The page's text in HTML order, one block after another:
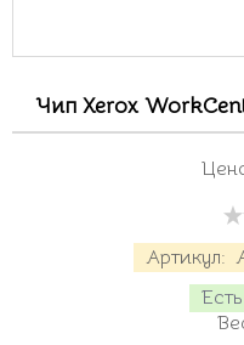
Чип Xerox
Артикул: